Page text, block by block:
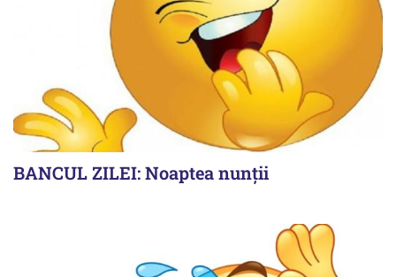
BANCUL ZILEI: Noaptea nunții